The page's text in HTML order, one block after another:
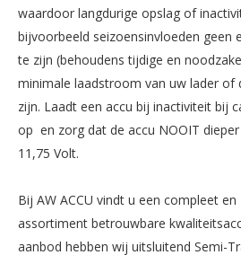
waardoor langdurige opslag of
bijvoorbeeld seizoensinvloeden geen
te zijn (behoudens tijdige en
minimale laadstroom van uw lader
zijn. Laadt een accu bij inactiviteit bij
op en zorg dat de accu NOOIT
11,75 Volt.
Bij AW ACCU vindt u een compleet
assortiment betrouwbare
aanbod hebben wij uitsluitend Semi-